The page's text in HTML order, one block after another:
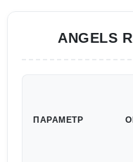
ANGELS
ПАРАМЕТР